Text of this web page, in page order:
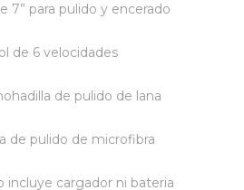
7” para pulido y encerado
de 6 velocidades
de pulido de lana
de pulido de microfibra
incluye cargador ni bateria